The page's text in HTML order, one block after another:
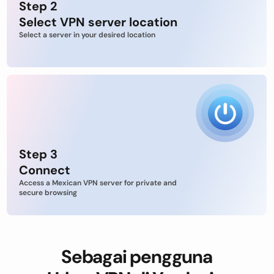
Step 2
Select VPN server location
Select a server in your desired location
Step 3
Connect
Access a Mexican VPN server for private and
secure browsing
Sebagai pengguna